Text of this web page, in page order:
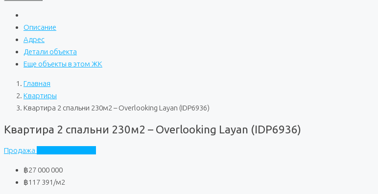
Описание
Адрес
Детали объекта
Еще объекты в этом ЖК
Главная
Квартиры
Квартира 2 спальни 230м2 – Overlooking Layan (IDP6936)
Квартира 2 спальни 230м2 – Overlooking Layan (IDP6936)
Продажа
฿27 000 000
฿117 391 /м2